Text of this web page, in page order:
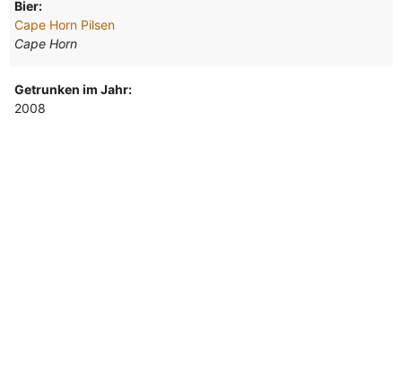
Bier:
Cape Horn Pilsen
Cape Horn
Getrunken im Jahr:
2008